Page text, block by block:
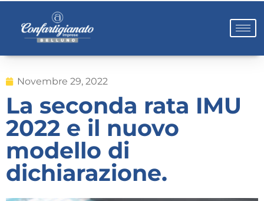
Novembre 29, 2022
La seconda rata IMU
2022 e il nuovo
modello di
dichiarazione.